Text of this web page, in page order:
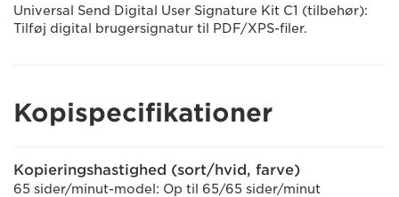
Universal Send Digital User Signature Kit C1 (tilbehør):
Tilføj digital brugersignatur til PDF/XPS-filer.
Kopispecifikationer
Kopieringshastighed (sort/hvid, farve)
65 sider/minut-model: Op til 65/65 sider/minut